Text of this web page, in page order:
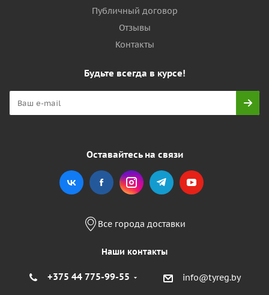
Публичный договор
Отзывы
Контакты
Будьте всегда в курсе!
Оставайтесь на связи
Все города доставки
Наши контакты
+375 44 775-99-55 info@tyreg.by